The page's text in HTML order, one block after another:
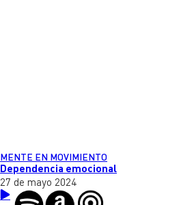
MENTE EN MOVIMIENTO
Dependencia emocional
27 de mayo 2024